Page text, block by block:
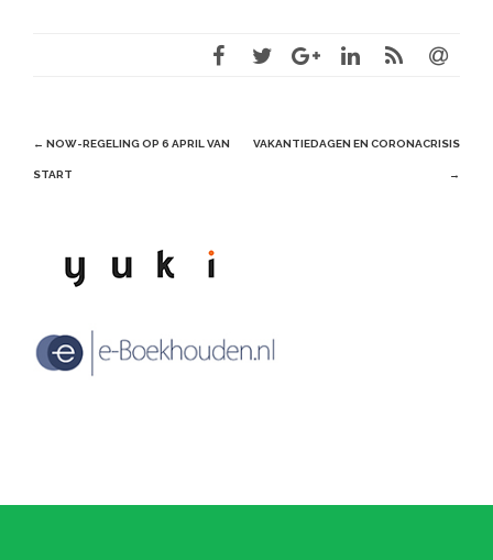
Post
navigation
← NOW-REGELING OP 6 APRIL VAN
START
VAKANTIEDAGEN EN CORONACRISIS
→